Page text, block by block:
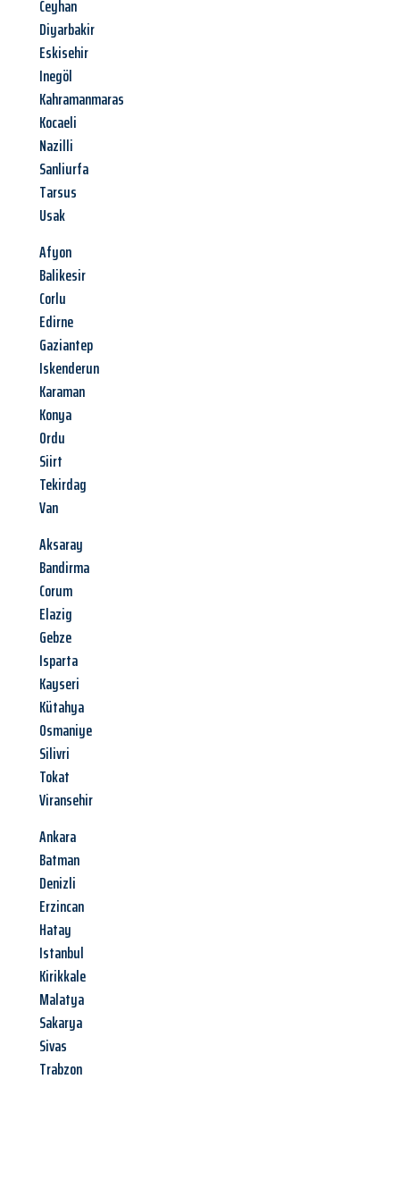
Ceyhan
Diyarbakir
Eskisehir
Inegöl
Kahramanmaras
Kocaeli
Nazilli
Sanliurfa
Tarsus
Usak
Afyon
Balikesir
Corlu
Edirne
Gaziantep
Iskenderun
Karaman
Konya
Ordu
Siirt
Tekirdag
Van
Aksaray
Bandirma
Corum
Elazig
Gebze
Isparta
Kayseri
Kütahya
Osmaniye
Silivri
Tokat
Viransehir
Ankara
Batman
Denizli
Erzincan
Hatay
Istanbul
Kirikkale
Malatya
Sakarya
Sivas
Trabzon